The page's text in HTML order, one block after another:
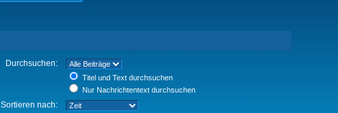
Durchsuchen:
Titel und Text durchsuchen
Nur Nachrichtentext durchsuchen
Sortieren nach: